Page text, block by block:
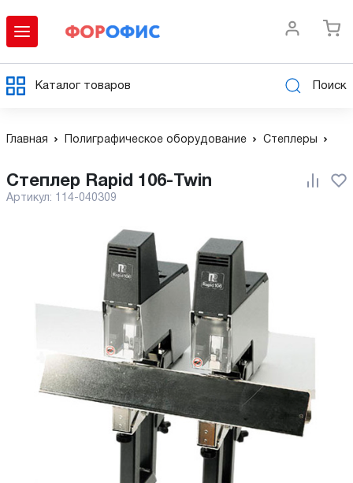
Каталог товаров Поиск
Главная Полиграфическое оборудование Степлеры
Степлер Rapid 106-Twin
Артикул: 114-040309